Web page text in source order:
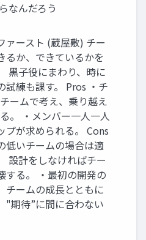
なんだろう
ァースト (蔵屋敷) チー
るか、できているかを
⿊⼦役にまわり、時に
試練も課す。 Pros ・チ
ームで考え、乗り越え
。 ・メンバー⼀⼈⼀⼈
プが求められる。 Cons
低いチームの場合は適
設計をしなければチー
する。 ・最初の開発の
チームの成⻑とともに
"期待”に間に合わない